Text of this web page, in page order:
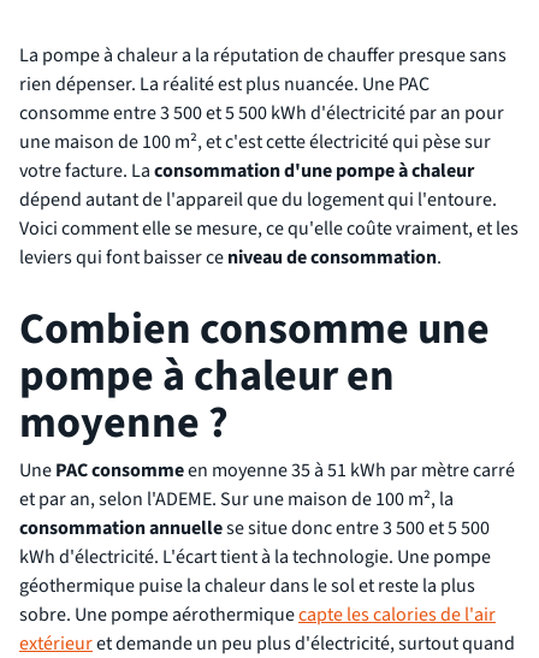
La pompe à chaleur a la réputation de chauffer presque sans
rien dépenser. La réalité est plus nuancée. Une PAC
consomme entre 3 500 et 5 500 kWh d'électricité par an pour
une maison de 100 m², et c'est cette électricité qui pèse sur
votre facture. Laconsommation d'une pompe à chaleur
dépend autant de l'appareil que du logement qui l'entoure.
Voici comment elle se mesure, ce qu'elle coûte vraiment, et les
leviers qui font baisser ceniveau de consommation.
Combien consomme une
pompe à chaleur en
moyenne ?
UnePAC consommeen moyenne 35 à 51 kWh par mètre carré
et par an, selon l'ADEME. Sur une maison de 100 m², la
consommation annuellese situe donc entre 3 500 et 5 500
kWh d'électricité. L'écart tient à la technologie. Une pompe
géothermique puise la chaleur dans le sol et reste la plus
sobre. Une pompe aérothermiquecapte les calories de l'air
extérieuret demande un peu plus d'électricité, surtout quand